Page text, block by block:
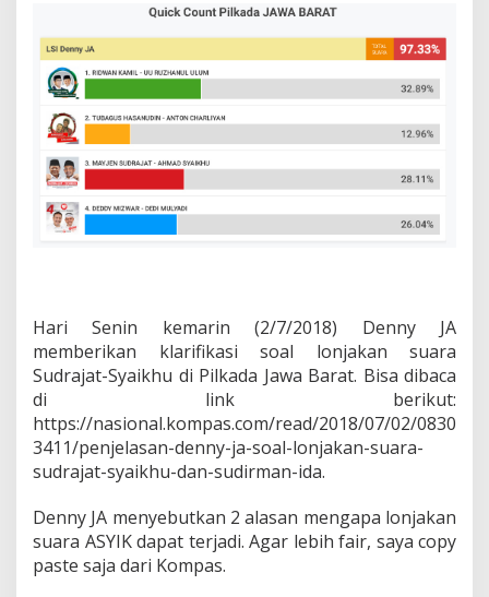
e
r
h
a
d
a
l
a
r
i
s
i
D
n
y
J
L
S
Hari Senin kemarin (2/7/2018) Denny JA
memberikan klarifikasi soal lonjakan suara
Sudrajat-Syaikhu di Pilkada Jawa Barat. Bisa dibaca
di link berikut:
https://nasional.kompas.com/read/2018/07/02/0830
3411/penjelasan-denny-ja-soal-lonjakan-suara-
sudrajat-syaikhu-dan-sudirman-ida.
Denny JA menyebutkan 2 alasan mengapa lonjakan
suara ASYIK dapat terjadi. Agar lebih fair, saya copy
paste saja dari Kompas.